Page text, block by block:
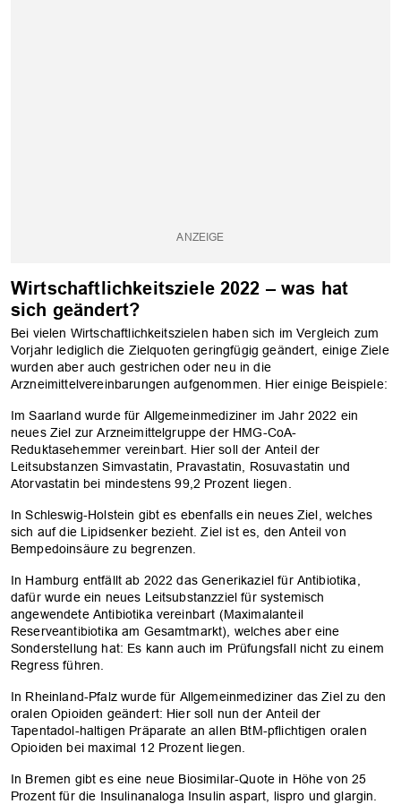
Wirtschaftlichkeitsziele 2022 – was hat
sich geändert?
Bei vielen Wirtschaftlichkeitszielen haben sich im Vergleich zum
Vorjahr lediglich die Zielquoten geringfügig geändert, einige Ziele
wurden aber auch gestrichen oder neu in die
Arzneimittelvereinbarungen aufgenommen. Hier einige Beispiele:
Im Saarland wurde für Allgemeinmediziner im Jahr 2022 ein
neues Ziel zur Arzneimittelgruppe der HMG-CoA-
Reduktasehemmer vereinbart. Hier soll der Anteil der
Leitsubstanzen Simvastatin, Pravastatin, Rosuvastatin und
Atorvastatin bei mindestens 99,2 Prozent liegen.
In Schleswig-Holstein gibt es ebenfalls ein neues Ziel, welches
sich auf die Lipidsenker bezieht. Ziel ist es, den Anteil von
Bempedoinsäure zu begrenzen.
In Hamburg entfällt ab 2022 das Generikaziel für Antibiotika,
dafür wurde ein neues Leitsubstanzziel für systemisch
angewendete Antibiotika vereinbart (Maximalanteil
Reserveantibiotika am Gesamtmarkt), welches aber eine
Sonderstellung hat: Es kann auch im Prüfungsfall nicht zu einem
Regress führen.
In Rheinland-Pfalz wurde für Allgemeinmediziner das Ziel zu den
oralen Opioiden geändert: Hier soll nun der Anteil der
Tapentadol-haltigen Präparate an allen BtM-pflichtigen oralen
Opioiden bei maximal 12 Prozent liegen.
In Bremen gibt es eine neue Biosimilar-Quote in Höhe von 25
Prozent für die Insulinanaloga Insulin aspart, lispro und glargin.